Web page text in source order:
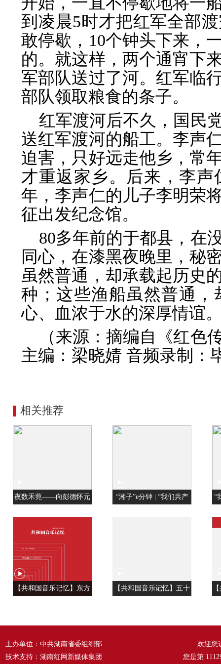
到凌晨5时才把红军全部
敢停歇，10个钟头下来，
的。就这样，两个通宵下
军部队送过了河。红军临
部队领取粮食的条子。
红军渡河后不久，国民
送红军渡河的船工。李声
迫害，只好远走他乡，常
才重返家乡。后来，李声
年，李声仁的儿子李明荣
征出发纪念馆。
80多年前的于都县，在
同心，在漆黑夜晚里，秘
虽然普通，却承载起历史
种；这些渔船虽然普通
心、血浓于水的深厚情谊
（来源：摘编自《红色
主编：梁晓婧 音频录制：
相关推荐
夜数禾蔸——向彭德怀元
“湘子”e分钟 | “我们共产
“
【共和国音乐记忆】东方
【共和国音乐记忆】五十
主办单位：中共湖南省委组织部
技术支持：湖南红网新媒体集团
欢迎您
您是第